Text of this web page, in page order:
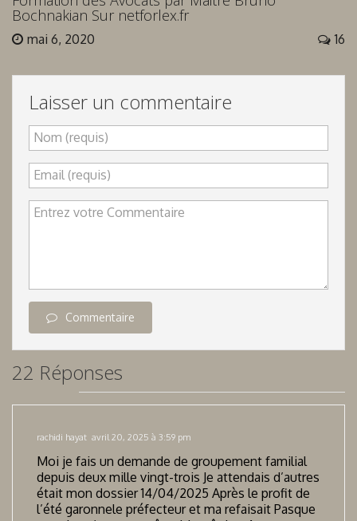
Bochnakian Sur netforlex.fr
mai 6, 2020 16
Laisser un commentaire
Nom (requis)
Email (requis)
Entrez votre Commentaire
Commentaire
22 Réponses
rachidi hayat avril 20, 2025 à 3:59 pm
Moi je fais un demande de groupement familial
depuis deux mille vingt-trois Je attendais d’autres
était mon dossier 14/04/2025 Après le profit de
l’été garonnele préfecteur et ma refaisait Pasque